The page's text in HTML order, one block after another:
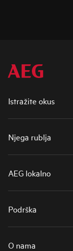
Istražite okus
Njega rublja
AEG lokalno
Podrška
O nama